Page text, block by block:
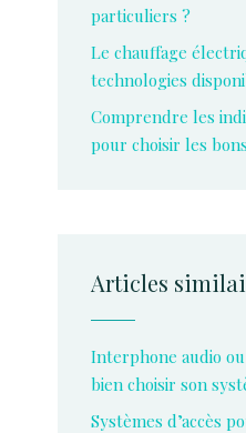
particuliers ?
Le chauffage
technologies
Comprendre les
pour choisir les
Articles
Interphone audio
bien choisir son
Systèmes d’accès